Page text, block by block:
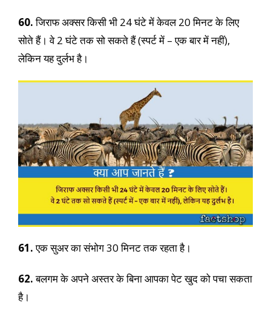
60.जिराफ अक्सर किसी भी 24 घंटे में केवल 20 मिनट के लिए
सोते हैं। वे 2 घंटे तक सो सकते हैं (स्पर्ट में – एक बार में नहीं),
लेकिन यह दुर्लभ है।
61.एक सुअर का संभोग 30 मिनट तक रहता है।
62.बलगम के अपने अस्तर के बिना आपका पेट खुद को पचा सकता
है।